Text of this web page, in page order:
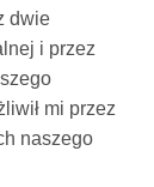
dwie
i przez
mi przez
naszego